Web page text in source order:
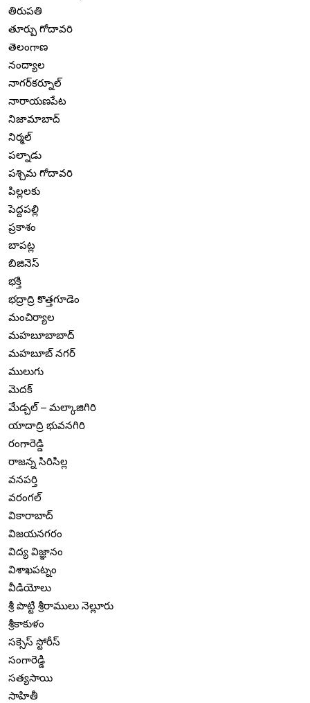
తిరుపతి
తూర్పు గోదావరి
తెలంగాణ
నంద్యాల
నాగర్‌కర్నూల్
నారాయణపేట
నిజామాబాద్
నిర్మల్
పల్నాడు
పశ్చిమ గోదావరి
పిల్లలకు
పెద్దపల్లి
ప్రకాశం
బాపట్ల
బిజినెస్
భక్తి
భద్రాద్రి కొత్తగూడెం
మంచిర్యాల
మహబూబాబాద్
మహబూబ్ నగర్
ములుగు
మెదక్
మేడ్చల్ – మల్కాజిగిరి
యాదాద్రి భువనగిరి
రంగారెడ్డి
రాజన్న సిరిసిల్ల
వనపర్తి
వరంగల్
వికారాబాద్
విజయనగరం
విద్య విజ్ఞానం
విశాఖపట్నం
వీడియోలు
శ్రీ పొట్టి శ్రీరాములు నెల్లూరు
శ్రీకాకుళం
సక్సెస్ స్టోరీస్
సంగారెడ్డి
సత్యసాయి
సాహితీ